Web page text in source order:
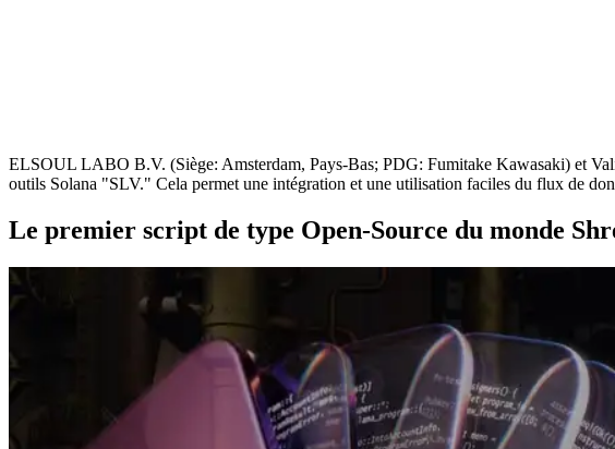
ELSOUL LABO B.V. (Siège: Amsterdam, Pays-Bas; PDG: Fumitake Kawasaki) et
outils Solana "SLV." Cela permet une intégration et une utilisation faciles du flux de
Le premier script de type Open-Source du monde